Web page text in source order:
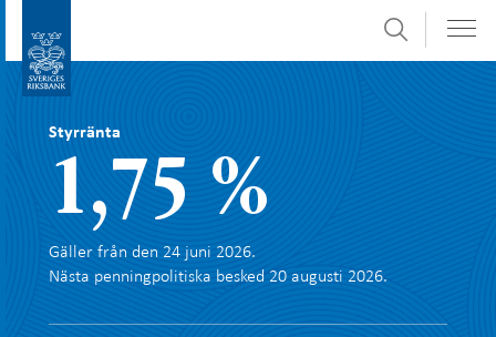
Gå
direkt
innehåll
Sök
Styrränta
1,75 %
Gäller från den 24 juni 2026.
Nästa penningpolitiska besked 20 augusti 2026.